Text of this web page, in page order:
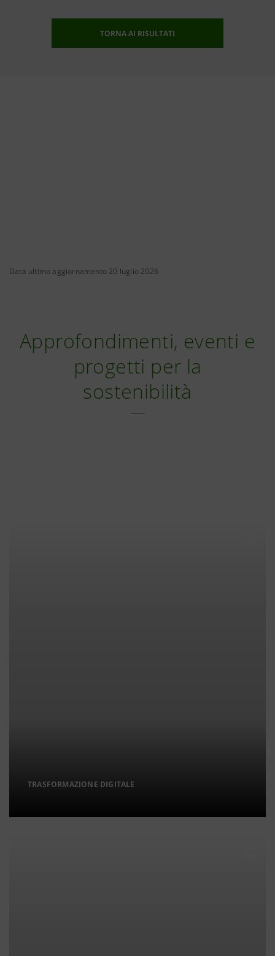
TORNA AI RISULTATI
Data ultimo aggiornamento 20 luglio 2026
Approfondimenti, eventi e
progetti per la
sostenibilità
TRASFORMAZIONE DIGITALE